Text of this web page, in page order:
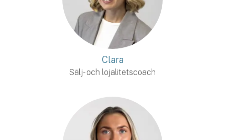
Clara
Sälj- och lojalitetscoach